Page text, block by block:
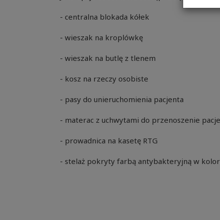
- centralna blokada kółek
- wieszak na kroplówkę
- wieszak na butlę z tlenem
- kosz na rzeczy osobiste
- pasy do unieruchomienia pacjenta
- materac z uchwytami do przenoszenie
- prowadnica na kasetę RTG
- stelaż pokryty farbą antybakteryjną w